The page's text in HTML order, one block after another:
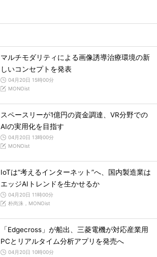
マルチモダリティによる画像誘導治療環境の新
しいコンセプトを発表
04月20日 15時00分
MONOist
スペースリーが1億円の資金調達、VR分野での
AIの実用化を目指す
04月20日 13時00分
MONOist
IoTは“考えるインターネット”へ、国内製造業は
エッジAIトレンドを生かせるか
04月20日 11時00分
朴尚洙，MONOist
「Edgecross」が船出、三菱電機が対応産業用
PCとリアルタイム分析アプリを発売へ
04月20日 10時00分